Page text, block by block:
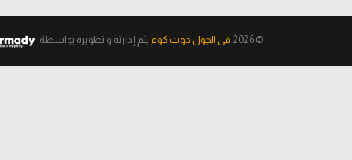
© 2026 فى الجول دوت كوم يتم إدارته و تطويره بواسطة